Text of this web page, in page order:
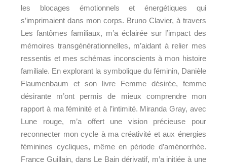
les blocages émotionnels et énergétiques qui
s’imprimaient dans mon corps. Bruno Clavier, à travers
Les fantômes familiaux, m’a éclairée sur l’impact des
mémoires transgénérationnelles, m’aidant à relier mes
ressentis et mes schémas inconscients à mon histoire
familiale. En explorant la symbolique du féminin, Danièle
Flaumenbaum et son livre Femme désirée, femme
désirante m’ont permis de mieux comprendre mon
rapport à ma féminité et à l’intimité. Miranda Gray, avec
Lune rouge, m’a offert une vision précieuse pour
reconnecter mon cycle à ma créativité et aux énergies
féminines cycliques, même en période d’aménorrhée.
France Guillain, dans Le Bain dérivatif, m’a initiée à une